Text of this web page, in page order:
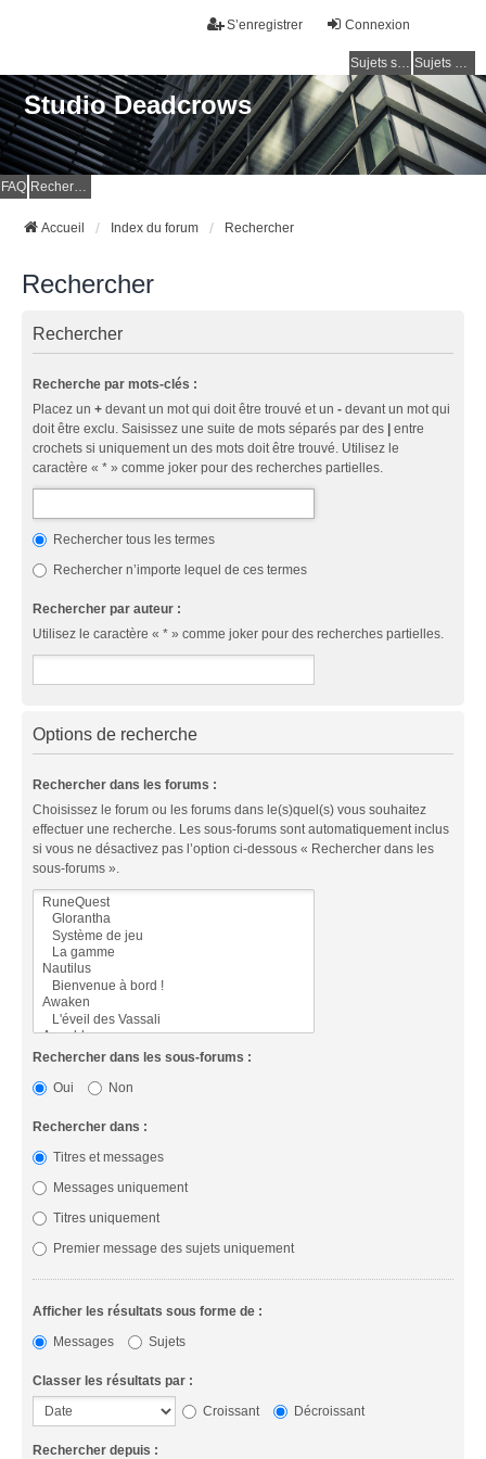
Connexion
S’enregistrer
Sujets sans réponse Sujets actifs
Studio Deadcrows
FAQ Rechercher
Accueil Index du forum Rechercher
Rechercher
Rechercher
Recherche par mots-clés :
Placez un + devant un mot qui doit être trouvé et un - devant un mot qui
doit être exclu. Saisissez une suite de mots séparés par des | entre
crochets si uniquement un des mots doit être trouvé. Utilisez le
caractère « * » comme joker pour des recherches partielles.
Rechercher tous les termes
Rechercher n’importe lequel de ces termes
Rechercher par auteur :
Utilisez le caractère « * » comme joker pour des recherches partielles.
Options de recherche
Rechercher dans les forums :
Choisissez le forum ou les forums dans le(s)quel(s) vous souhaitez
effectuer une recherche. Les sous-forums sont automatiquement inclus
si vous ne désactivez pas l’option ci-dessous « Rechercher dans les
sous-forums ».
Rechercher dans les sous-forums :
Oui
Non
Rechercher dans :
Titres et messages
Messages uniquement
Titres uniquement
Premier message des sujets uniquement
Afficher les résultats sous forme de :
Messages
Sujets
Classer les résultats par :
Croissant
Décroissant
Rechercher depuis :